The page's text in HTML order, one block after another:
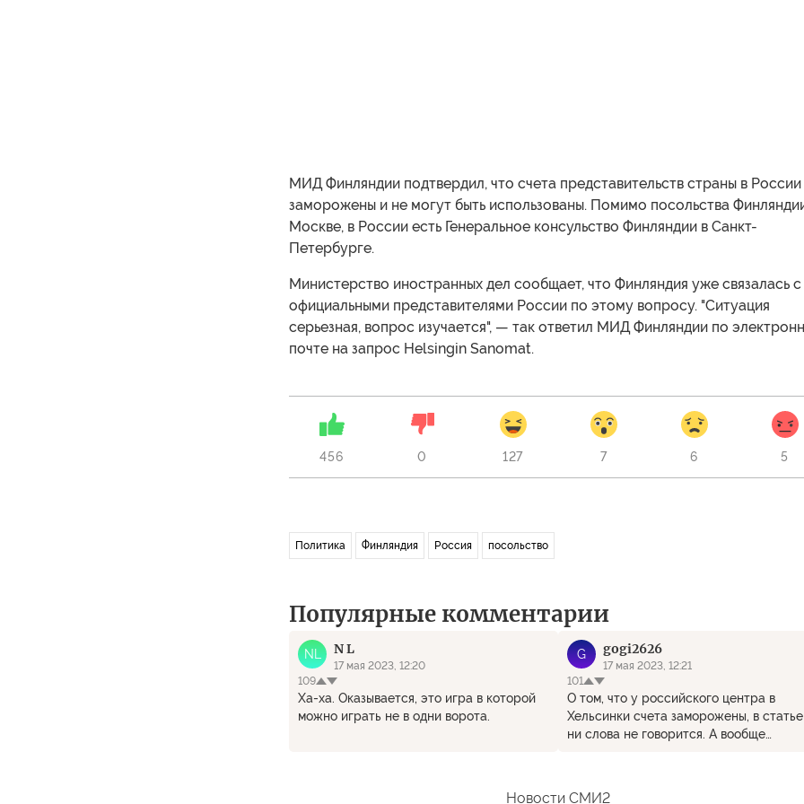
МИД Финляндии подтвердил, что счета представительств страны в России
заморожены и не могут быть использованы. Помимо посольства
Москве, в России есть Генеральное консульство Финляндии в Санкт-
Петербурге.
Министерство иностранных дел сообщает, что Финляндия уже связалась с
официальными представителями России по этому вопросу. "Ситуация
серьезная, вопрос изучается", — так ответил МИД Финляндии по
почте на запрос Helsingin Sanomat.
456 0 127 7 6 5
Политика Финляндия Россия посольство
Популярные комментарии
NL N L
17 мая 2023, 12:20
109
Ха-ха. Оказывается, это игра в которой
можно играть не в одни ворота.
G gogi2626
17 мая 2023, 12:21
101
О том, что у российского центра в
Хельсинки счета заморожены, в статье
ни слова не говорится. А вообще
Новости СМИ2